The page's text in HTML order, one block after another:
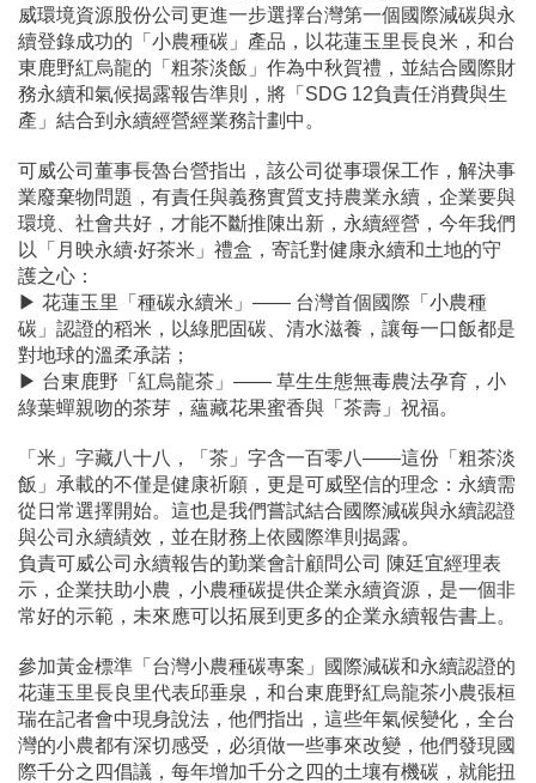
威環境資源股份公司更進一步選擇台灣第一個國際減碳與永
續登錄成功的「小農種碳」產品，以花蓮玉里長良米，和台
東鹿野紅烏龍的「粗茶淡飯」作為中秋賀禮，並結合國際財
務永續和氣候揭露報告準則，將「SDG 12負責任消費與生
產」結合到永續經營經業務計劃中。
可威公司董事長魯台營指出，該公司從事環保工作，解決事
業廢棄物問題，有責任與義務實質支持農業永續，企業要與
環境、社會共好，才能不斷推陳出新，永續經營，今年我們
以「月映永續‧好茶米」禮盒，寄託對健康永續和土地的守
護之心：
▶ 花蓮玉里「種碳永續米」—— 台灣首個國際「小農種
碳」認證的稻米，以綠肥固碳、清水滋養，讓每一口飯都是
對地球的溫柔承諾；
▶ 台東鹿野「紅烏龍茶」—— 草生生態無毒農法孕育，小
綠葉蟬親吻的茶芽，蘊藏花果蜜香與「茶壽」祝福。
「米」字藏八十八，「茶」字含一百零八——這份「粗茶淡
飯」承載的不僅是健康祈願，更是可威堅信的理念：永續需
從日常選擇開始。這也是我們嘗試結合國際減碳與永續認證
與公司永續績效，並在財務上依國際準則揭露。
負責可威公司永續報告的勤業會計顧問公司 陳廷宜經理表
示，企業扶助小農，小農種碳提供企業永續資源，是一個非
常好的示範，未來應可以拓展到更多的企業永續報告書上。
參加黃金標準「台灣小農種碳專案」國際減碳和永續認證的
花蓮玉里長良里代表邱垂泉，和台東鹿野紅烏龍茶小農張桓
瑞在記者會中現身說法，他們指出，這些年氣候變化，全台
灣的小農都有深切感受，必須做一些事來改變，他們發現國
際千分之四倡議，每年增加千分之四的土壤有機碳，就能扭